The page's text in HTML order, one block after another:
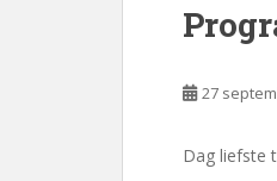
27
Dag liefste